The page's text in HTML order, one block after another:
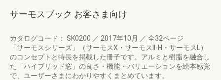
サーモスブック お客さま向け
カタログコード： SK0200 ／ 2017年10月 ／ 全32ページ
「サーモスシリーズ」（サーモスX・サーモスII-H・サーモスL）
のコンセプトと特長を掲載した冊子です。アルミと樹脂を融合し
た「ハイブリッド窓」の良さ・機能・バリエーションを絵本感覚
で、ユーザーさまにわかりやすくまとめています。